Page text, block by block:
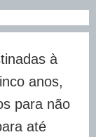
à
anos,
para não
até